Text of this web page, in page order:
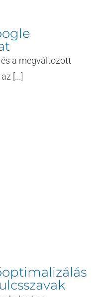
a megváltozott
[...]